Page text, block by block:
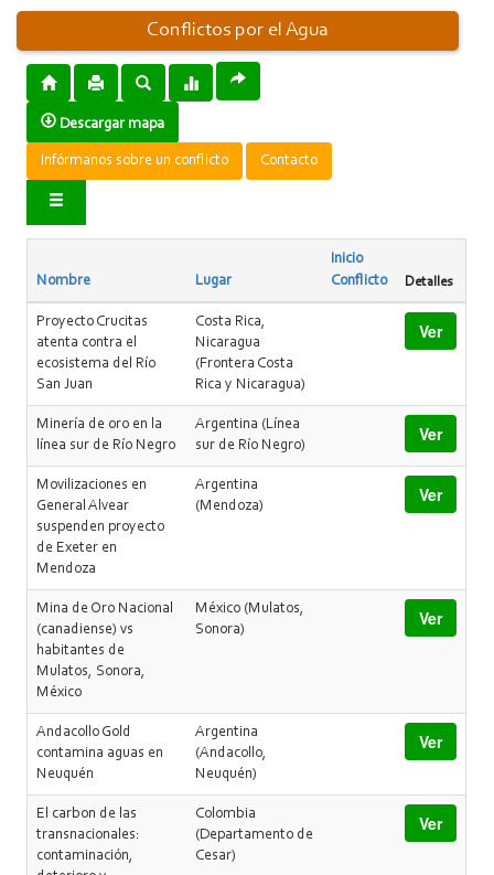
Conflictos por el Agua
Descargar mapa
Infórmanos sobre un conflicto Contacto
Nombre Lugar
Inicio
Conflicto
Detalles
Proyecto Crucitas
atenta contra el
ecosistema del Río
San Juan
Costa Rica,
Nicaragua
(Frontera Costa
Rica y Nicaragua)
Ver
Minería de oro en la
línea sur de Río Negro
Argentina (Línea
sur de Río Negro)
Ver
Movilizaciones en
General Alvear
suspenden proyecto
de Exeter en
Mendoza
Argentina
(Mendoza)
Ver
Mina de Oro Nacional
(canadiense) vs
habitantes de
Mulatos, Sonora,
México
México (Mulatos,
Sonora)
Ver
Andacollo Gold
contamina aguas en
Neuquén
Argentina
(Andacollo,
Neuquén)
Ver
El carbon de las
transnacionales:
contaminación,
Colombia
(Departamento de
Cesar)
Ver